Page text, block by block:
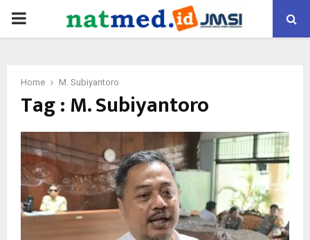
PRIMARY
Home M. Subiyantoro
Tag : M. Subiyantoro